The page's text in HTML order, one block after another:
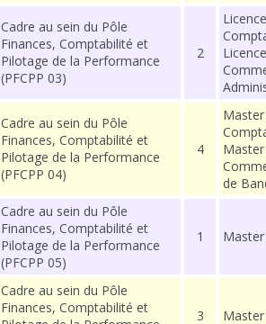
Cadre au sein du Pôle
Finances, Comptabilité et
Pilotage de la Performance
(PFCPP 03)
2
Cadre au sein du Pôle
Finances, Comptabilité et
Pilotage de la Performance
(PFCPP 04)
4
de
Cadre au sein du Pôle
Finances, Comptabilité et
Pilotage de la Performance
(PFCPP 05)
1
Cadre au sein du Pôle
Finances, Comptabilité et
3